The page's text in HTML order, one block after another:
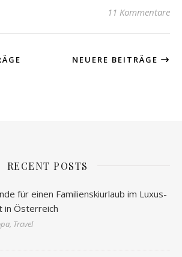
11 Kommentare
NEUERE BEITRÄGE
RECENT POSTS
für einen Familienskiurlaub im Luxus-
in Österreich
Travel